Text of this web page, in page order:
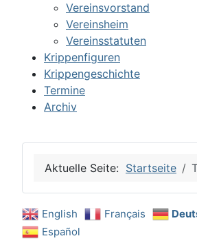
Vereinsvorstand
Vereinsheim
Vereinsstatuten
Krippenfiguren
Krippengeschichte
Termine
Archiv
Aktuelle Seite: Startseite
English Français
Español